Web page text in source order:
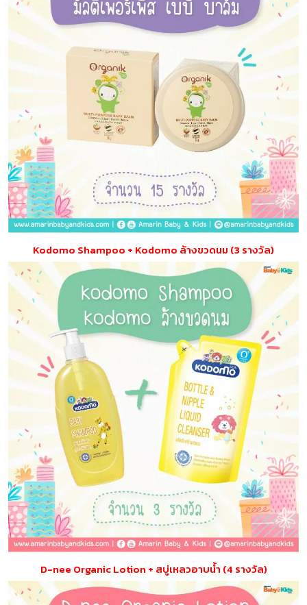
Kodomo Shampoo + Kodomo ล้างขวดนม (3 รางวัล)
D-nee Organic Lotion + สบู่เหลวอาบน้ำ (4 รางวัล)